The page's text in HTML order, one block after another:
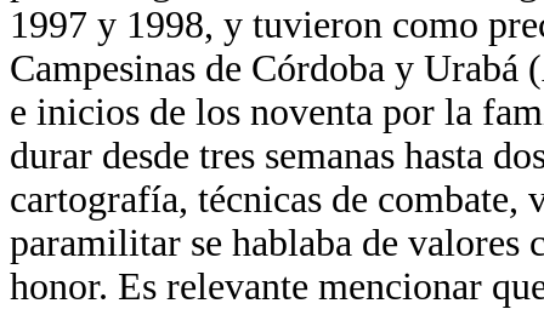
1997 y 1998, y tuvieron como
Campesinas de Córdoba y
e inicios de los noventa por la
durar desde tres semanas hasta
cartografía, técnicas de
paramilitar se hablaba de
honor. Es relevante mencionar